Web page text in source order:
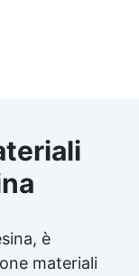
è
materiali